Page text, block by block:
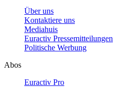
Über uns
Kontaktiere uns
Mediahuis
Euractiv Pressemitteilungen
Politische Werbung
Abos
Euractiv Pro